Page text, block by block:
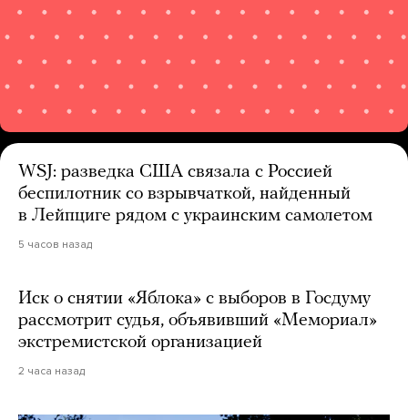
WSJ: разведка США связала с Россией
беспилотник со взрывчаткой, найденный
в Лейпциге рядом с украинским самолетом
5 часов назад
Иск о снятии «Яблока» с выборов в Госдуму
рассмотрит судья, объявивший «Мемориал»
экстремистской организацией
2 часа назад